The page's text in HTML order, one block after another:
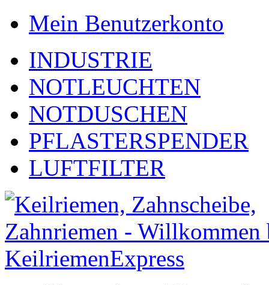
Mein Benutzerkonto
INDUSTRIE
NOTLEUCHTEN
NOTDUSCHEN
PFLASTERSPENDER
LUFTFILTER